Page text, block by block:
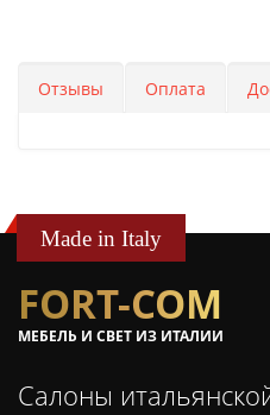
Отзывы Оплата
Made in Italy
FORT-COM
МЕБЕЛЬ И СВЕТ ИЗ ИТАЛИИ
Салоны